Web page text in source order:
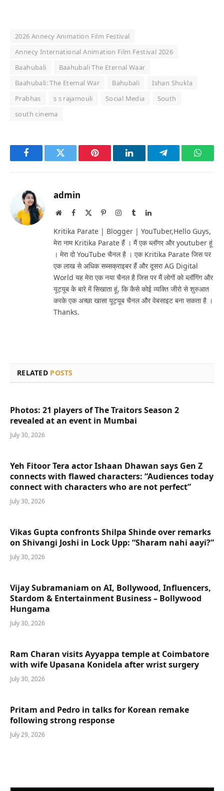
2026 Annecy Animation Film Festival
Annecy International Animation Film Festival 2026
Baahubali
Baahubali The Eternal Waar
Baahubali: The Eternal War
Bahubali
Ishan Shukla
Prabhas
s s rajamouli Social Media
South
south cinema
FacebookTwitter Pinterest LinkedInTelegram
admin
WebsiteFacebook PinterestInstagram
TumblrLinkedIn
Kritika Parate | Blogger | YouTuber,Hello Guys,
मेरा नाम Kritika Parate हैं । मैं एक ब्लॉगर और youtuber हूं
। मेरा दो YouTube चैनल है । एक Kritika Parate जिस पर
एक लाख से अधिक सब्सक्राइबर हैं और दूसरा AG Digital
World यह मेरा एक नया चैनल है जिस पर मैं लोगों को ब्लॉगिंग और
यूट्यूब के बारे में सिखाता हूं, कि कैसे कोई व्यक्ति जीरो से शुरुआत
करके एक अच्छा खासा यूट्यूब चैनल और वेबसाइट बना सकता है ।
Thanks.
RELATED POSTS
Photos: 21 players of The Traitors Season 2
revealed at an event in Mumbai
July 30, 2026
Yeh Fitoor Tera actor Ishaan Dhawan says Gen Z
connects with flawed characters: “Audiences today
connect with characters who are not perfect”
July 30, 2026
Vikas Gupta confronts Shilpa Shinde over remarks
on Shivangi Joshi in Lock Upp: “Sharam nahi aayi?”
July 30, 2026
Vijay Subramaniam on AI, Bollywood, Influencers,
Stardom & Entertainment Business – Bollywood
Hungama
July 30, 2026
Ram Charan visits Ayyappa temple at Coimbatore
with wife Upasana Konidela after wrist surgery
July 30, 2026
Pritam and Pedro in talks for Korean remake
following strong response
July 29, 2026